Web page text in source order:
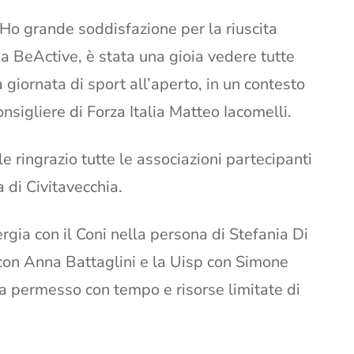
grande soddisfazione per la riuscita
BeActive, è stata una gioia vedere tutte
di sport all’aperto, in un contesto
di Forza Italia Matteo Iacomelli.
ringrazio tutte le associazioni partecipanti
di Civitavecchia.
con il Coni nella persona di Stefania Di
Anna Battaglini e la Uisp con Simone
permesso con tempo e risorse limitate di